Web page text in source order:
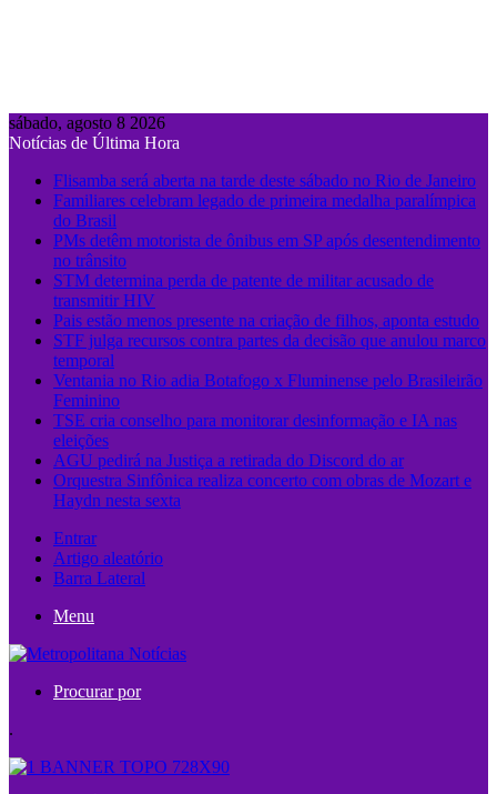
sábado, agosto 8 2026
Notícias de Última Hora
Flisamba será aberta na tarde deste sábado no Rio de Janeiro
Familiares celebram legado de primeira medalha paralímpica
do Brasil
PMs detêm motorista de ônibus em SP após desentendimento
no trânsito
STM determina perda de patente de militar acusado de
transmitir HIV
Pais estão menos presente na criação de filhos, aponta estudo
STF julga recursos contra partes da decisão que anulou marco
temporal
Ventania no Rio adia Botafogo x Fluminense pelo Brasileirão
Feminino
TSE cria conselho para monitorar desinformação e IA nas
eleições
AGU pedirá na Justiça a retirada do Discord do ar
Orquestra Sinfônica realiza concerto com obras de Mozart e
Haydn nesta sexta
Entrar
Artigo aleatório
Barra Lateral
Menu
Procurar por
.